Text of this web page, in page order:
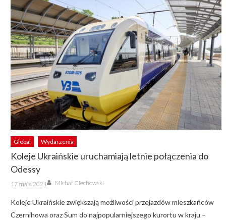
Global Wydarzenia
Koleje Ukraińskie uruchamiają letnie połączenia do
Odessy
Posted
on
17 maja 2021 Author
Michał Ciechowski
Koleje Ukraińskie zwiększają możliwości przejazdów mieszkańców
Czernihowa oraz Sum do najpopularniejszego kurortu w kraju –